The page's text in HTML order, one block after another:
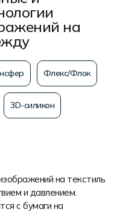
на
Флекс/Флок
3D-силикон
на текстиль
и давлением.
с бумаги на